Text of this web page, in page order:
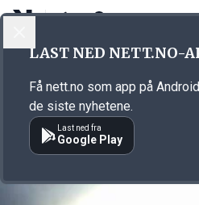
Annonsørinnhold
LAST NED NETT.NO-
Få nett.no som app på
de siste nyhetene.
Last ned fra
Google Play